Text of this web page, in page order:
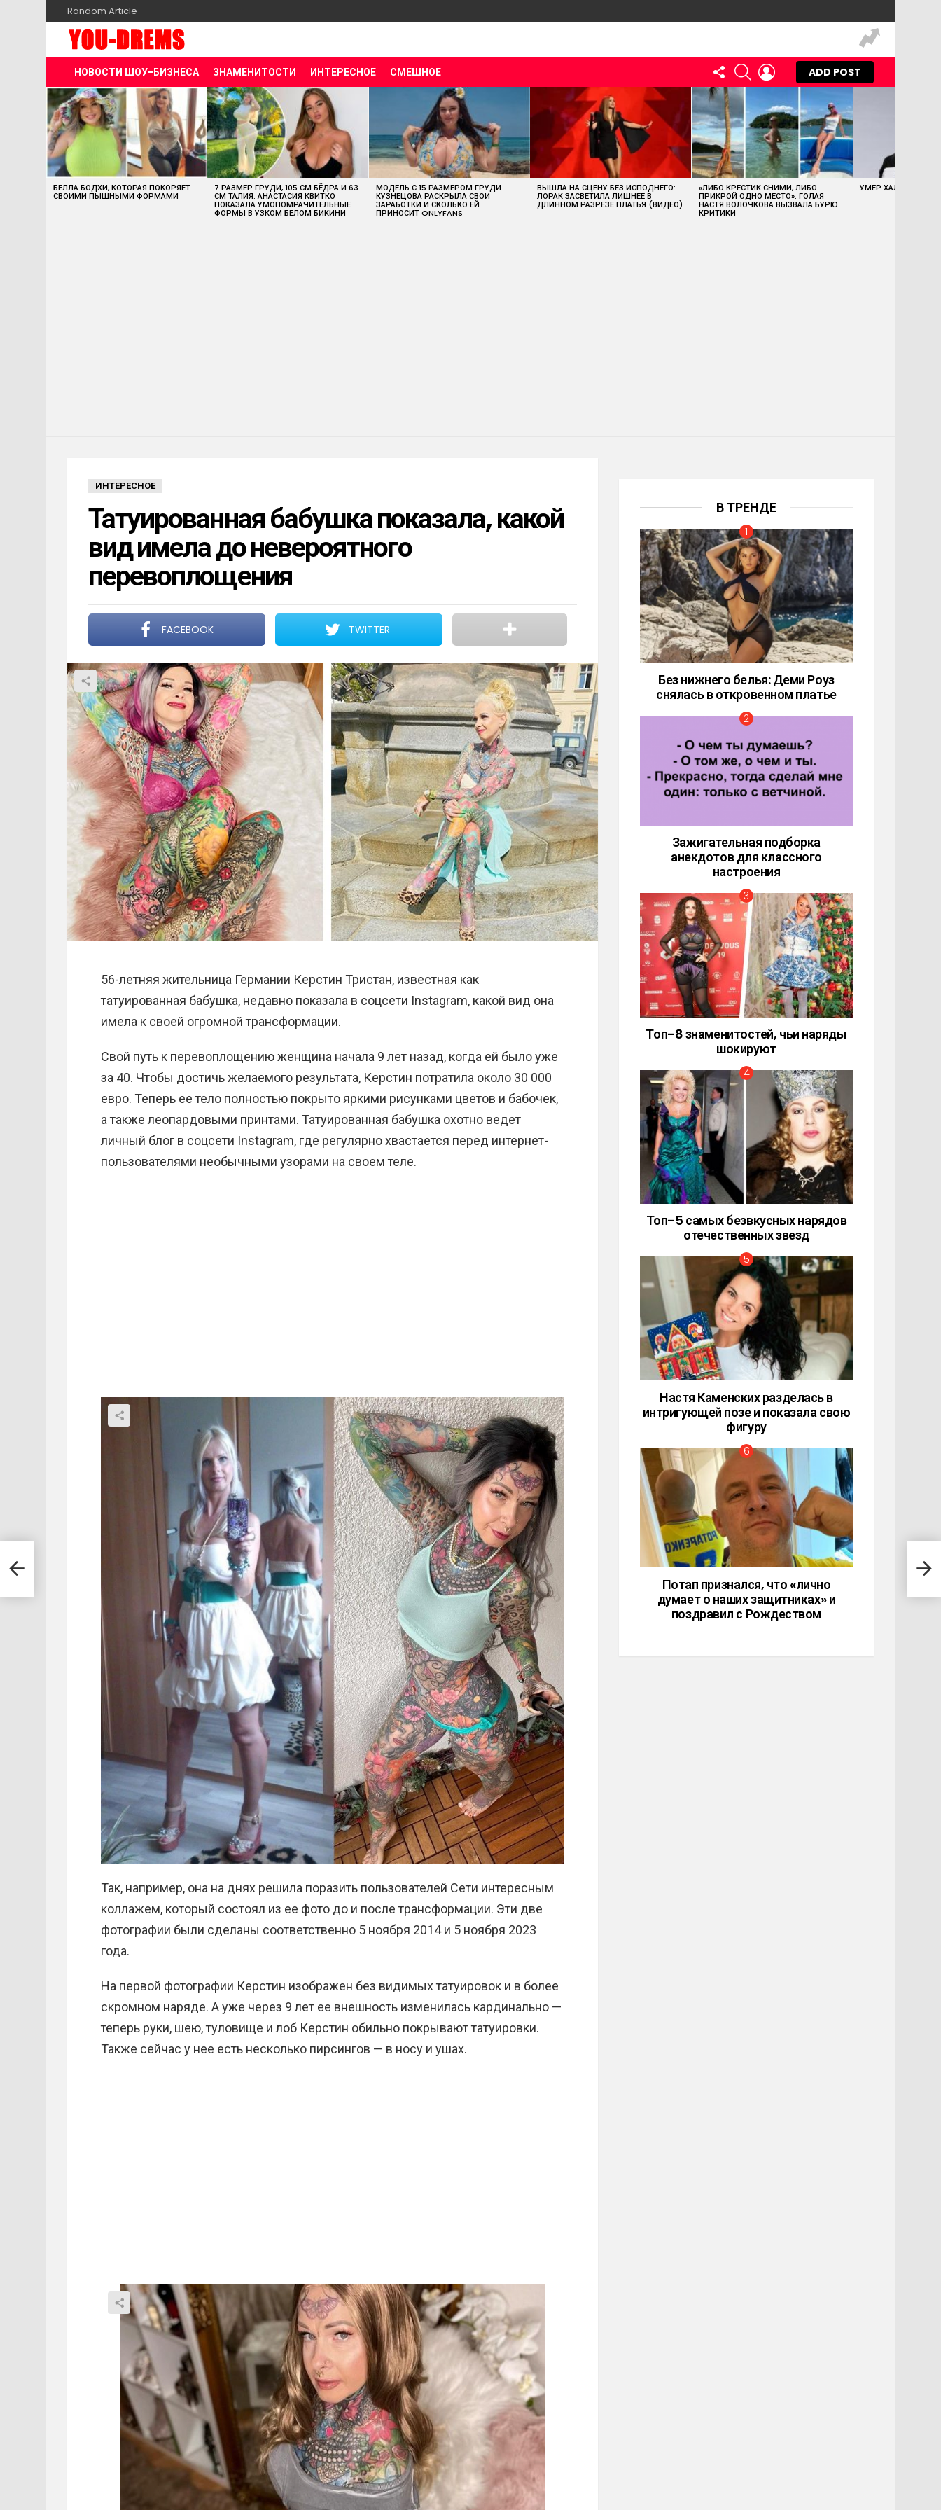
Random Article
НОВОСТИ ШОУ-БИЗНЕСА ЗНАМЕНИТОСТИ ИНТЕРЕСНОЕ СМЕШНОЕ
FOLLOW
US
SEARCHLOGIN
ADD POST
MOST
VIEWED
STORIES
БЕЛЛА БОДХИ, КОТОРАЯ ПОКОРЯЕТ
СВОИМИ ПЫШНЫМИ ФОРМАМИ
7 РАЗМЕР ГРУДИ, 105 СМ БЁДРА И 63
СМ ТАЛИЯ: АНАСТАСИЯ КВИТКО
ПОКАЗАЛА УМОПОМРАЧИТЕЛЬНЫЕ
ФОРМЫ В УЗКОМ БЕЛОМ БИКИНИ
МОДЕЛЬ С 15 РАЗМЕРОМ ГРУДИ
КУЗНЕЦОВА РАСКРЫЛА СВОИ
ЗАРАБОТКИ И СКОЛЬКО ЕЙ
ПРИНОСИТ ONLYFANS
ВЫШЛА НА СЦЕНУ БЕЗ ИСПОДНЕГО:
ЛОРАК ЗАСВЕТИЛА ЛИШНЕЕ В
ДЛИННОМ РАЗРЕЗЕ ПЛАТЬЯ (ВИДЕО)
«ЛИБО КРЕСТИК СНИМИ, ЛИБО
ПРИКРОЙ ОДНО МЕСТО»: ГОЛАЯ
НАСТЯ ВОЛОЧКОВА ВЫЗВАЛА БУРЮ
КРИТИКИ
УМЕР ХАЛК ХОГАН
ИНТЕРЕСНОЕ
Татуированная бабушка показала, какой
вид имела до невероятного
перевоплощения
FACEBOOK TWITTER
56-летняя жительница Германии Керстин Тристан, известная как
татуированная бабушка, недавно показала в соцсети Instagram, какой вид она
имела к своей огромной трансформации.
Свой путь к перевоплощению женщина начала 9 лет назад, когда ей было уже
за 40. Чтобы достичь желаемого результата, Керстин потратила около 30 000
евро. Теперь ее тело полностью покрыто яркими рисунками цветов и бабочек,
а также леопардовыми принтами. Татуированная бабушка охотно ведет
личный блог в соцсети Instagram, где регулярно хвастается перед интернет-
пользователями необычными узорами на своем теле.
Так, например, она на днях решила поразить пользователей Сети интересным
коллажем, который состоял из ее фото до и после трансформации. Эти две
фотографии были сделаны соответственно 5 ноября 2014 и 5 ноября 2023
года.
На первой фотографии Керстин изображен без видимых татуировок и в более
скромном наряде. А уже через 9 лет ее внешность изменилась кардинально —
теперь руки, шею, туловище и лоб Керстин обильно покрывают татуировки.
Также сейчас у нее есть несколько пирсингов — в носу и ушах.
В ТРЕНДЕ
Без нижнего белья: Деми Роуз
снялась в откровенном платье
Зажигательная подборка
анекдотов для классного
настроения
Топ-8 знаменитостей, чьи наряды
шокируют
Топ-5 самых безвкусных нарядов
отечественных звезд
Настя Каменских разделась в
интригующей позе и показала свою
фигуру
Потап признался, что «лично
думает о наших защитниках» и
поздравил с Рождеством